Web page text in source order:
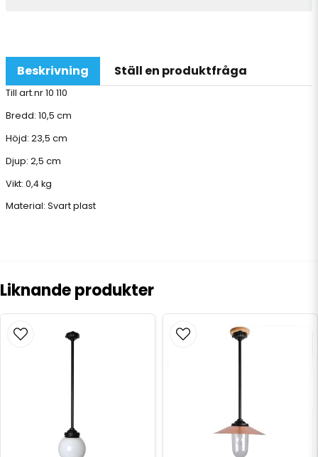
Beskrivning Ställ en produktfråga
Till art.nr 10 110
Bredd: 10,5 cm
Höjd: 23,5 cm
Djup: 2,5 cm
Vikt: 0,4 kg
Material: Svart plast
Liknande produkter